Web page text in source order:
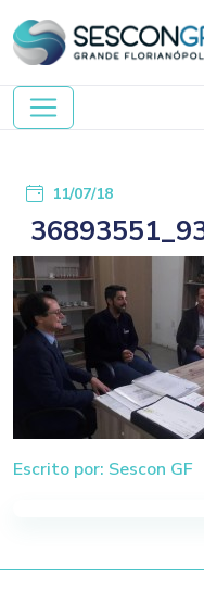
11/07/18
Escrito por: Sescon GF